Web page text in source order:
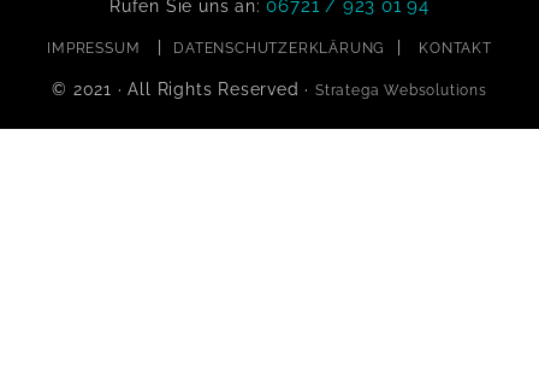
Rufen Sie uns an:06721 / 923 01 94
IMPRESSUM DATENSCHUTZERKLÄRUNG KONTAKT
© 2021 · All Rights Reserved · Stratega Websolutions